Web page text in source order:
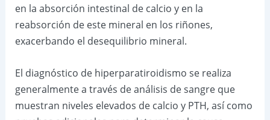
en la absorción intestinal de calcio y en la
reabsorción de este mineral en los riñones,
exacerbando el desequilibrio mineral.
El diagnóstico de hiperparatiroidismo se realiza
generalmente a través de análisis de sangre que
muestran niveles elevados de calcio y PTH, así como